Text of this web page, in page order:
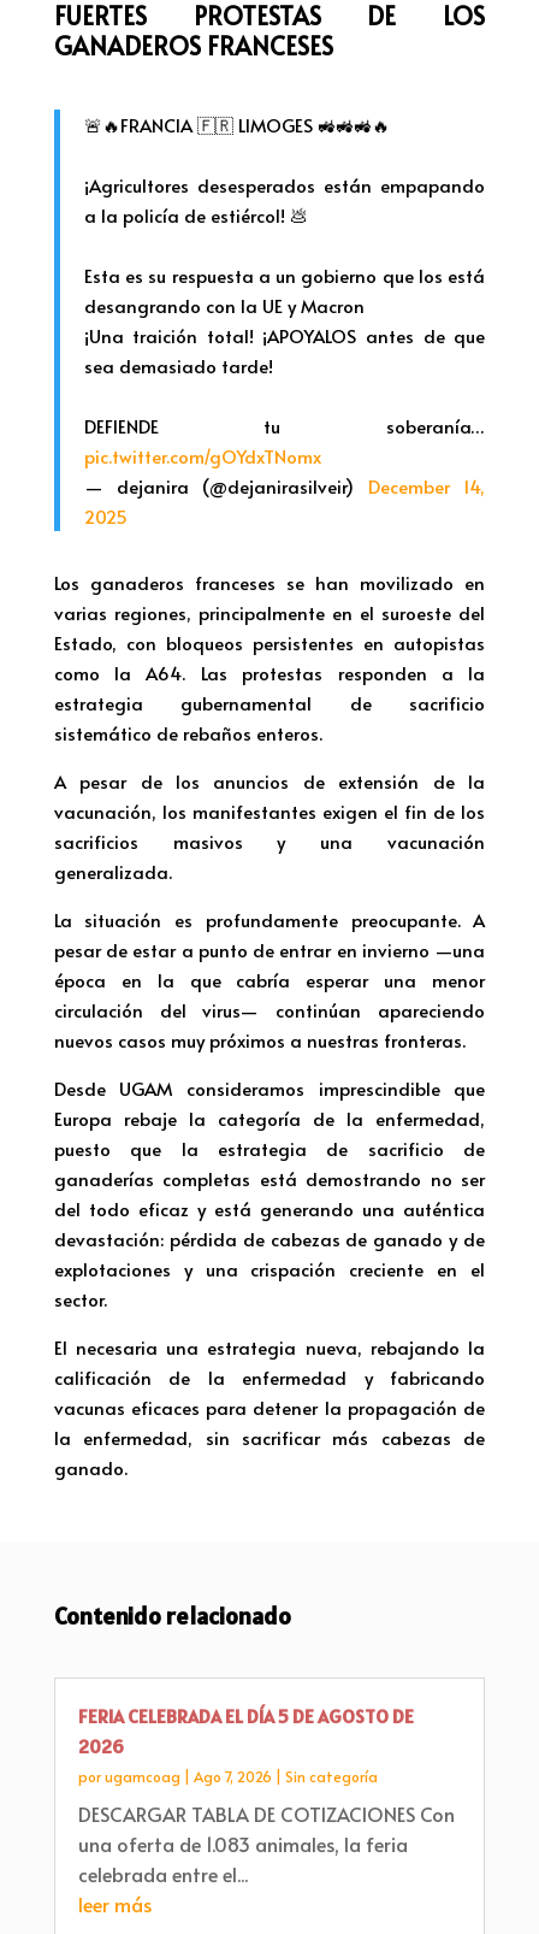
FUERTES PROTESTAS DE LOS
GANADEROS FRANCESES
🚨🔥FRANCIA 🇫🇷 LIMOGES 🚜🚜🚜🔥
¡Agricultores desesperados están empapando
a la policía de estiércol! 💩
Esta es su respuesta a un gobierno que los está
desangrando con la UE y Macron
¡Una traición total! ¡APOYALOS antes de que
sea demasiado tarde!
DEFIENDE tu soberanía…
pic.twitter.com/gOYdxTNomx
— dejanira (@dejanirasilveir) December 14,
2025
Los ganaderos franceses se han movilizado en
varias regiones, principalmente en el suroeste del
Estado, con bloqueos persistentes en autopistas
como la A64. Las protestas responden a la
estrategia gubernamental de sacrificio
sistemático de rebaños enteros.
A pesar de los anuncios de extensión de la
vacunación, los manifestantes exigen el fin de los
sacrificios masivos y una vacunación
generalizada.
La situación es profundamente preocupante. A
pesar de estar a punto de entrar en invierno —una
época en la que cabría esperar una menor
circulación del virus— continúan apareciendo
nuevos casos muy próximos a nuestras fronteras.
Desde UGAM consideramos imprescindible que
Europa rebaje la categoría de la enfermedad,
puesto que la estrategia de sacrificio de
ganaderías completas está demostrando no ser
del todo eficaz y está generando una auténtica
devastación: pérdida de cabezas de ganado y de
explotaciones y una crispación creciente en el
sector.
El necesaria una estrategia nueva, rebajando la
calificación de la enfermedad y fabricando
vacunas eficaces para detener la propagación de
la enfermedad, sin sacrificar más cabezas de
ganado.
Contenido relacionado
FERIA CELEBRADA EL DÍA 5 DE AGOSTO DE
2026
porugamcoag Ago 7, 2026 Sin categoría
DESCARGAR TABLA DE COTIZACIONES Con
una oferta de 1.083 animales, la feria
celebrada entre el...
leer más